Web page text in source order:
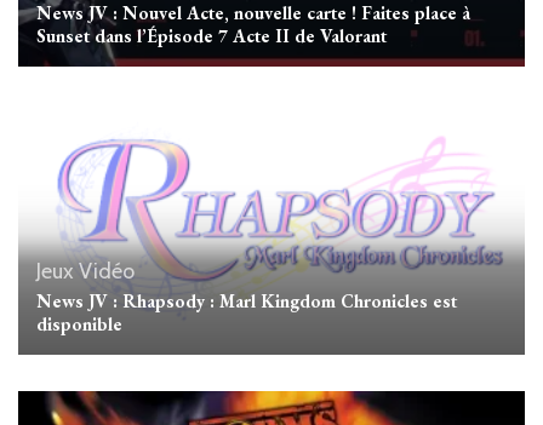
News JV : Nouvel Acte, nouvelle carte ! Faites place à
Sunset dans l’Épisode 7 Acte II de Valorant
Jeux Vidéo
News JV : Rhapsody : Marl Kingdom Chronicles est
disponible